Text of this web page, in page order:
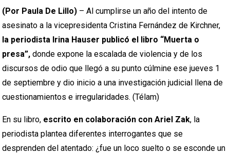
(Por Paula De Lillo) – Al cumplirse un año del intento de
asesinato a la vicepresidenta Cristina Fernández de Kirchner,
la periodista Irina Hauser publicó el libro “Muerta o
presa”, donde expone la escalada de violencia y de los
discursos de odio que llegó a su punto cúlmine ese jueves 1
de septiembre y dio inicio a una investigación judicial llena de
cuestionamientos e irregularidades. (Télam)
En su libro, escrito en colaboración con Ariel Zak, la
periodista plantea diferentes interrogantes que se
desprenden del atentado: ¿fue un loco suelto o se esconde un